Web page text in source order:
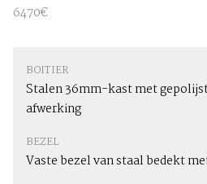
6470€
BOITIER
Stalen 36mm-kast met
afwerking
BEZEL
Vaste bezel van staal bedekt